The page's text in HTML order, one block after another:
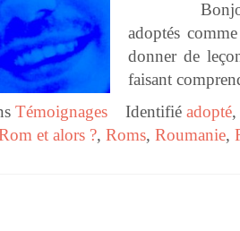
Bonjour, Je
adoptés
donner de
faisant
Témoignages Identifié adopté,
et alors ?, Roms, Roumanie,